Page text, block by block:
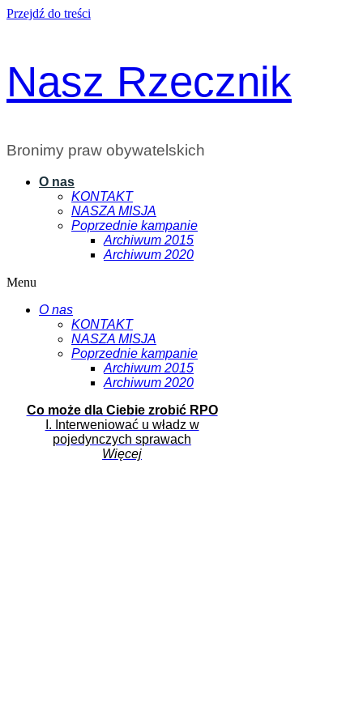
Przejdź do treści
Nasz Rzecznik
Bronimy praw obywatelskich
O nas
KONTAKT
NASZA MISJA
Poprzednie kampanie
Archiwum 2015
Archiwum 2020
Menu
O nas
KONTAKT
NASZA MISJA
Poprzednie kampanie
Archiwum 2015
Archiwum 2020
Co może dla Ciebie zrobić RPO
I. Interweniować u władz w
pojedynczych sprawach
Więcej